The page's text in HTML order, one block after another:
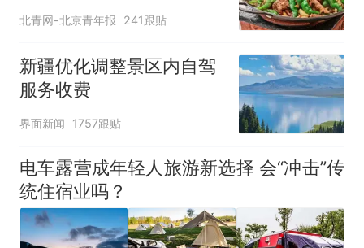
北青网-北京青年报 241跟贴
新疆优化调整景区内自驾
服务收费
界面新闻 1757跟贴
电车露营成年轻人旅游新选择 会“冲击”传
统住宿业吗？